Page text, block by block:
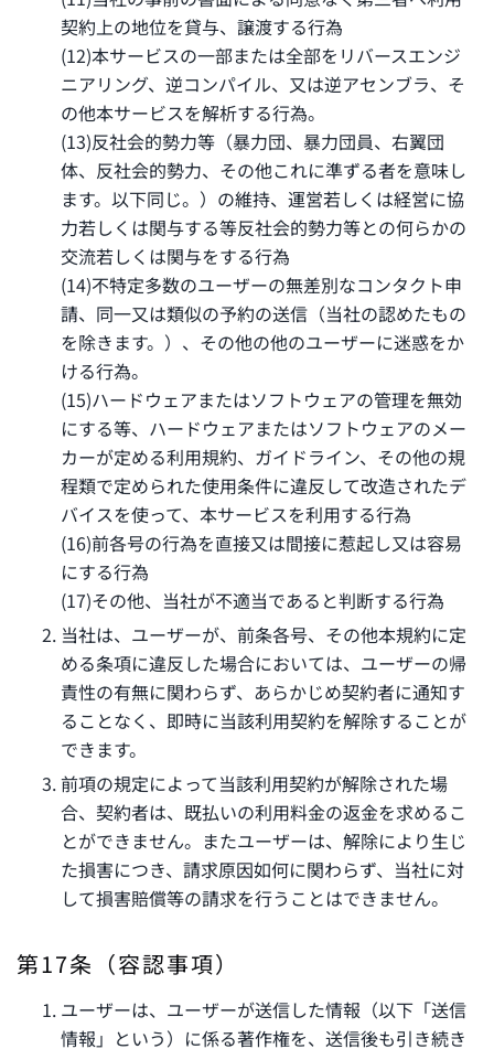
契約上の地位を貸与、譲渡する行為
(12)本サービスの一部または全部をリバースエンジ
ニアリング、逆コンパイル、又は逆アセンブラ、そ
の他本サービスを解析する行為。
(13)反社会的勢力等（暴力団、暴力団員、右翼団
体、反社会的勢力、その他これに準ずる者を意味し
ます。以下同じ。）の維持、運営若しくは経営に協
力若しくは関与する等反社会的勢力等との何らかの
交流若しくは関与をする行為
(14)不特定多数のユーザーの無差別なコンタクト申
請、同一又は類似の予約の送信（当社の認めたもの
を除きます。）、その他の他のユーザーに迷惑をか
ける行為。
(15)ハードウェアまたはソフトウェアの管理を無効
にする等、ハードウェアまたはソフトウェアのメー
カーが定める利用規約、ガイドライン、その他の規
程類で定められた使用条件に違反して改造されたデ
バイスを使って、本サービスを利用する行為
(16)前各号の行為を直接又は間接に惹起し又は容易
にする行為
(17)その他、当社が不適当であると判断する行為
当社は、ユーザーが、前条各号、その他本規約に定
める条項に違反した場合においては、ユーザーの帰
責性の有無に関わらず、あらかじめ契約者に通知す
ることなく、即時に当該利用契約を解除することが
できます。
前項の規定によって当該利用契約が解除された場
合、契約者は、既払いの利用料金の返金を求めるこ
とができません。またユーザーは、解除により生じ
た損害につき、請求原因如何に関わらず、当社に対
して損害賠償等の請求を行うことはできません。
第17条（容認事項）
ユーザーは、ユーザーが送信した情報（以下「送信
情報」という）に係る著作権を、送信後も引き続き